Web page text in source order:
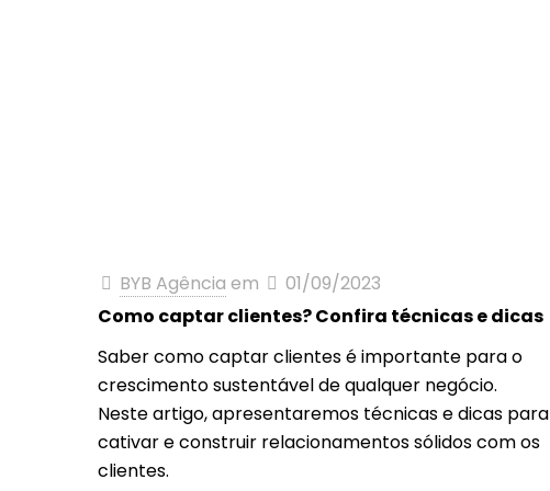
BYB Agência em
01/09/2023
Como captar clientes? Confira técnicas e dicas
Saber como captar clientes é importante para o
crescimento sustentável de qualquer negócio.
Neste artigo, apresentaremos técnicas e dicas para
cativar e construir relacionamentos sólidos com os
clientes.